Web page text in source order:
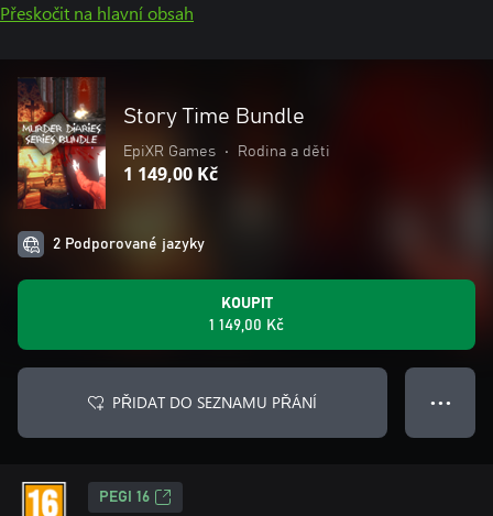
Přeskočit na hlavní obsah
Story Time Bundle
EpiXR Games • Rodina a děti
1 149,00 Kč
2 Podporované jazyky
KOUPIT
1 149,00 Kč
PŘIDAT DO SEZNAMU PŘÁNÍ ● ● ●
PEGI 16